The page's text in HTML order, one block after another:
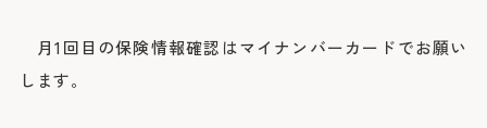
施設概要と沿革
病院の理念・活動方針・患者さんの権利と責務
初診の方
再診の方
脳神経内科
脳神経外科
医療関係者の方へ
月1回目の保険情報確認はマイナンバーカードでお願い
します。